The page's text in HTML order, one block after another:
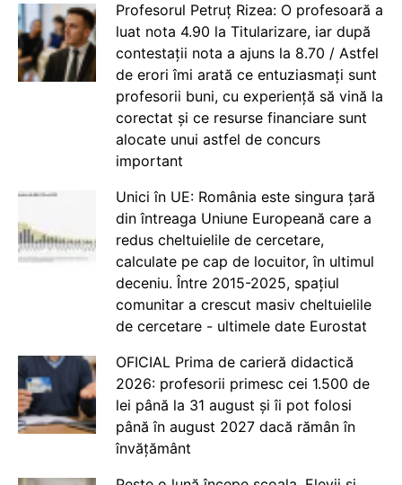
Profesorul Petruț Rizea: O profesoară a
luat nota 4.90 la Titularizare, iar după
contestații nota a ajuns la 8.70 / Astfel
de erori îmi arată ce entuziasmați sunt
profesorii buni, cu experiență să vină la
corectat și ce resurse financiare sunt
alocate unui astfel de concurs
important
Unici în UE: România este singura țară
din întreaga Uniune Europeană care a
redus cheltuielile de cercetare,
calculate pe cap de locuitor, în ultimul
deceniu. Între 2015-2025, spațiul
comunitar a crescut masiv cheltuielile
de cercetare - ultimele date Eurostat
OFICIAL Prima de carieră didactică
2026: profesorii primesc cei 1.500 de
lei până la 31 august și îi pot folosi
până în august 2027 dacă rămân în
învățământ